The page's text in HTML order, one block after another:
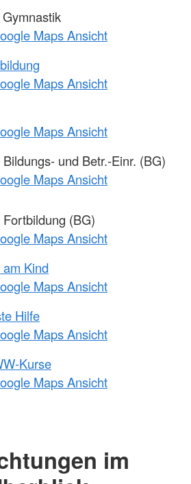
Maps Ansicht
Maps Ansicht
Maps Ansicht
und Betr.-Einr. (BG)
Maps Ansicht
(BG)
Maps Ansicht
Kind
Maps Ansicht
Hilfe
Maps Ansicht
Kurse
Maps Ansicht
im